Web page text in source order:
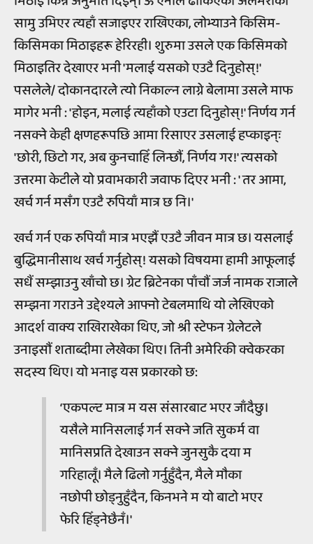
सामु उभिएर त्यहाँ सजाइएर राखिएका, लोभ्याउने किसिम-
किसिमका मिठाइहरू हेरिरही। शुरुमा उसले एक किसिमको
मिठाइतिर देखाएर भनी 'मलाई यसको एउटै दिनुहोस्!'
पसलेले/ दोकानदारले त्यो निकाल्न लाग्ने बेलामा उसले माफ
मागेर भनी : 'होइन, मलाई त्यहाँको एउटा दिनुहोस्!' निर्णय गर्न
नसक्ने केही क्षणहरूपछि आमा रिसाएर उसलाई हप्काइन्ः
'छोरी, छिटो गर, अब कुनचाहिँ लिन्छौं, निर्णय गर!' त्यसको
उत्तरमा केटीले यो प्रवाभकारी जवाफ दिएर भनी : ' तर आमा,
खर्च गर्न मसँग एउटै रुपियाँ मात्र छ नि।'
खर्च गर्न एक रुपियाँ मात्र भएझैं एउटै जीवन मात्र छ। यसलाई
बुद्धिमानीसाथ खर्च गर्नुहोस्! यसको विषयमा हामी आफूलाई
सधैं सम्झाउनु खाँचो छ। ग्रेट ब्रिटेनका पाँचौं जर्ज नामक राजाले
सम्झना गराउने उद्देश्यले आफ्नो टेबलमाथि यो लेखिएको
आदर्श वाक्य राखिराखेका थिए, जो श्री स्टेफन ग्रेलेटले
उनाइसौं शताब्दीमा लेखेका थिए। तिनी अमेरिकी क्वेकरका
सदस्य थिए। यो भनाइ यस प्रकारको छ:
‘एकपल्ट मात्र म यस संसारबाट भएर जाँदैछु।
यसैले मानिसलाई गर्न सक्ने जति सुकर्म वा
मानिसप्रति देखाउन सक्ने जुनसुकै दया म
गरिहालूँ। मैले ढिलो गर्नुहुँदैन, मैले मौका
नछोपी छोड्नुहुँदैन, किनभने म यो बाटो भएर
फेरि हिँड्नेछैनँ।'